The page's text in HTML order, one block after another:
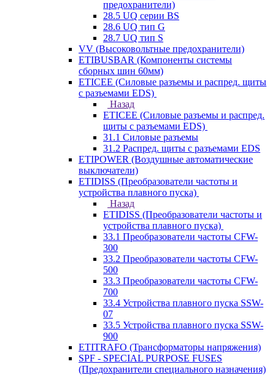
предохранители)
28.5 UQ серии BS
28.6 UQ тип G
28.7 UQ тип S
VV (Высоковольтные предохранители)
ETIBUSBAR (Компоненты системы
сборных шин 60мм)
ETICEE (Силовые разъемы и распред. щиты
с разъемами EDS)
Назад
ETICEE (Силовые разъемы и распред.
щиты с разъемами EDS)
31.1 Силовые разъемы
31.2 Распред. щиты с разъемами EDS
ETIPOWER (Воздушные автоматические
выключатели)
ETIDISS (Преобразователи частоты и
устройства плавного пуска)
Назад
ETIDISS (Преобразователи частоты и
устройства плавного пуска)
33.1 Преобразователи частоты CFW-
300
33.2 Преобразователи частоты CFW-
500
33.3 Преобразователи частоты CFW-
700
33.4 Устройства плавного пуска SSW-
07
33.5 Устройства плавного пуска SSW-
900
ETITRAFO (Трансформаторы напряжения)
SPF - SPECIAL PURPOSE FUSES
(Предохранители специального назначения)